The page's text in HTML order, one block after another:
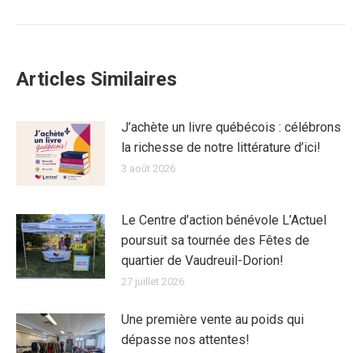
Articles Similaires
J’achète un livre québécois : célébrons
la richesse de notre littérature d’ici!
3 août 2026
Le Centre d’action bénévole L’Actuel
poursuit sa tournée des Fêtes de
quartier de Vaudreuil-Dorion!
27 juillet 2026
Une première vente au poids qui
dépasse nos attentes!